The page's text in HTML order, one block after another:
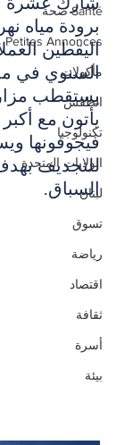
Santé صحة
Petites Annonces مبوب
مأكولات
الطقس
تكنولوجيا
الولايات المتحدة
لبنان
تسوق
رياضة
اقتصاد
ثقافة
أسرة
بيئة
برودة مياه
اليقطين
السنوي في
يستقطب
يأتون مع
فيجوفونها
للتجديف
السباق.